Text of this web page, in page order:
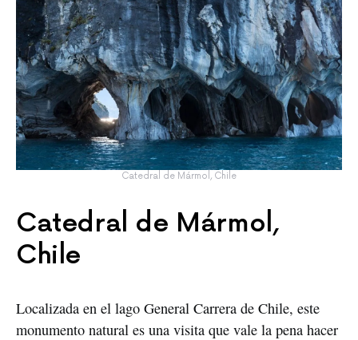
Catedral de Mármol, Chile
Catedral de Mármol,
Chile
Localizada en el lago General Carrera de Chile, este
monumento natural es una visita que vale la pena hacer